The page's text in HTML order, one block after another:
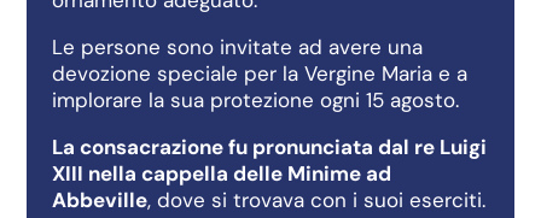
Le persone sono invitate ad avere una
devozione speciale per la Vergine Maria e a
implorare la sua protezione ogni 15 agosto.
La consacrazione fu pronunciata dal re Luigi
XIII nella cappella delle Minime ad
Abbeville, dove si trovava con i suoi eserciti.